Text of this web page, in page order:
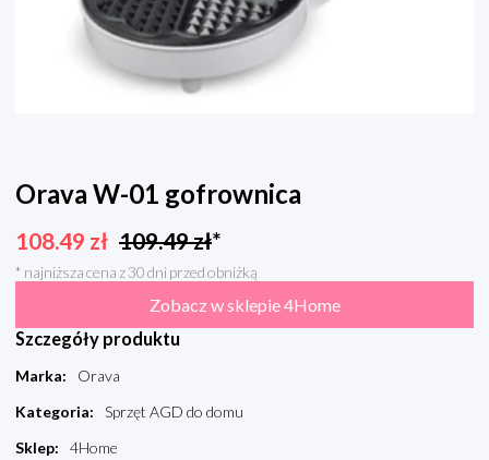
Orava W-01 gofrownica
108.49 zł 109.49zł*
* najniższa cena z 30 dni przed obniżką
Zobacz w sklepie 4Home
Szczegóły produktu
Marka:
Orava
Kategoria:
Sprzęt AGD do domu
Sklep: 4Home